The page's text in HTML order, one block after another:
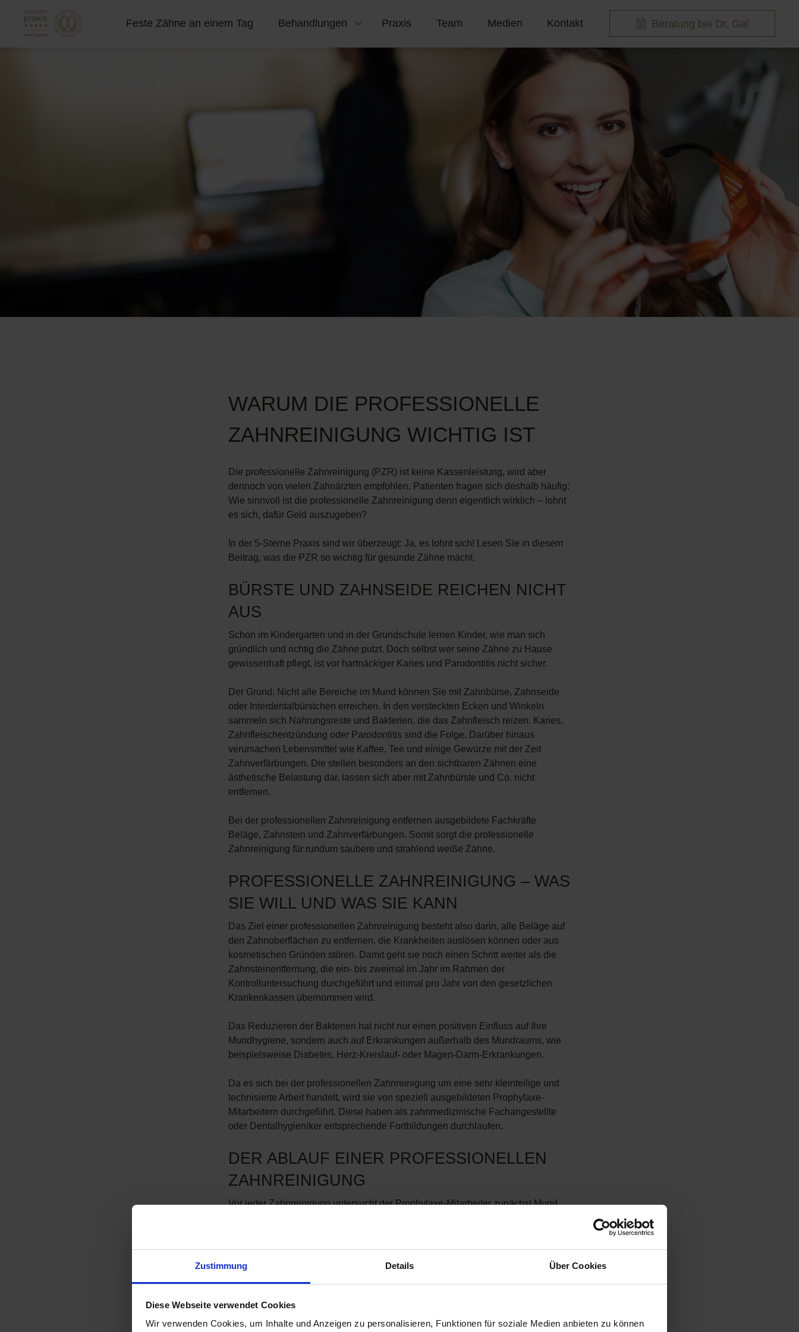
Zustimmung Details Über Cookies
Diese Webseite verwendet Cookies
Wir verwenden Cookies, um Inhalte und Anzeigen zu personalisieren, Funktionen für soziale Medien anbieten zu können
Feste Zähne an einem Tag Behandlungen Praxis Team Medien Kontakt Beratung bei Dr. Gal
WARUM DIE PROFESSIONELLE
ZAHNREINIGUNG WICHTIG IST
Die professionelle Zahnreinigung (PZR) ist keine Kassenleistung, wird aber
dennoch von vielen Zahnärzten empfohlen. Patienten fragen sich deshalb häufig:
Wie sinnvoll ist die professionelle Zahnreinigung denn eigentlich wirklich – lohnt
es sich, dafür Geld auszugeben?
In der 5-Sterne Praxis sind wir überzeugt: Ja, es lohnt sich! Lesen Sie in diesem
Beitrag, was die PZR so wichtig für gesunde Zähne macht.
BÜRSTE UND ZAHNSEIDE REICHEN NICHT
AUS
Schon im Kindergarten und in der Grundschule lernen Kinder, wie man sich
gründlich und richtig die Zähne putzt. Doch selbst wer seine Zähne zu Hause
gewissenhaft pflegt, ist vor hartnäckiger Karies und Parodontitis nicht sicher.
Der Grund: Nicht alle Bereiche im Mund können Sie mit Zahnbürse, Zahnseide
oder Interdentalbürstchen erreichen. In den versteckten Ecken und Winkeln
sammeln sich Nahrungsreste und Bakterien, die das Zahnfleisch reizen. Karies,
Zahnfleischentzündung oder Parodontitis sind die Folge. Darüber hinaus
verursachen Lebensmittel wie Kaffee, Tee und einige Gewürze mit der Zeit
Zahnverfärbungen. Die stellen besonders an den sichtbaren Zähnen eine
ästhetische Belastung dar, lassen sich aber mit Zahnbürste und Co. nicht
entfernen.
Bei der professionellen Zahnreinigung entfernen ausgebildete Fachkräfte
Beläge, Zahnstein und Zahnverfärbungen. Somit sorgt die professionelle
Zahnreinigung für rundum saubere und strahlend weiße Zähne.
PROFESSIONELLE ZAHNREINIGUNG – WAS
SIE WILL UND WAS SIE KANN
Das Ziel einer professionellen Zahnreinigung besteht also darin, alle Beläge auf
den Zahnoberflächen zu entfernen, die Krankheiten auslösen können oder aus
kosmetischen Gründen stören. Damit geht sie noch einen Schritt weiter als die
Zahnsteinentfernung, die ein- bis zweimal im Jahr im Rahmen der
Kontrolluntersuchung durchgeführt und einmal pro Jahr von den gesetzlichen
Krankenkassen übernommen wird.
Das Reduzieren der Bakterien hat nicht nur einen positiven Einfluss auf Ihre
Mundhygiene, sondern auch auf Erkrankungen außerhalb des Mundraums, wie
beispielsweise Diabetes, Herz-Kreislauf- oder Magen-Darm-Erkrankungen.
Da es sich bei der professionellen Zahnreinigung um eine sehr kleinteilige und
technisierte Arbeit handelt, wird sie von speziell ausgebildeten Prophylaxe-
Mitarbeitern durchgeführt. Diese haben als zahnmedizinische Fachangestellte
oder Dentalhygieniker entsprechende Fortbildungen durchlaufen.
DER ABLAUF EINER PROFESSIONELLEN
ZAHNREINIGUNG
Vor jeder Zahnreinigung untersucht der Prophylaxe-Mitarbeiter zunächst Mund
in welchem Umfang Beläge vorliegen